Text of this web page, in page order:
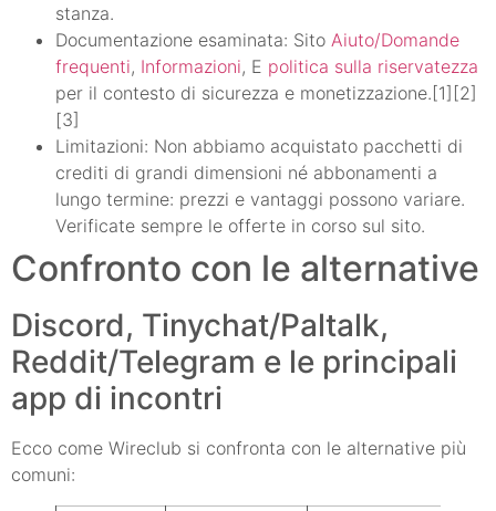
stanza.
Documentazione esaminata: Sito Aiuto/Domande
frequenti, Informazioni, E politica sulla riservatezza
per il contesto di sicurezza e monetizzazione.[1][2]
[3]
Limitazioni: Non abbiamo acquistato pacchetti di
crediti di grandi dimensioni né abbonamenti a
lungo termine: prezzi e vantaggi possono variare.
Verificate sempre le offerte in corso sul sito.
Confronto con le alternative
Discord, Tinychat/Paltalk,
Reddit/Telegram e le principali
app di incontri
Ecco come Wireclub si confronta con le alternative più
comuni: